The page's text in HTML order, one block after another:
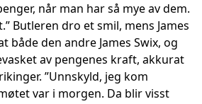
når man har så mye av dem.
Butleren dro et smil, mens James
både den andre James Swix, og
av pengenes kraft, akkurat
”Unnskyld, jeg kom
var i morgen. Da blir visst